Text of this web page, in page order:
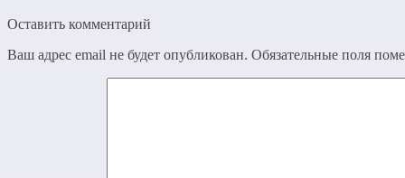
Оставить комментарий
Ваш адрес email не будет опубликован. Обязательные поля